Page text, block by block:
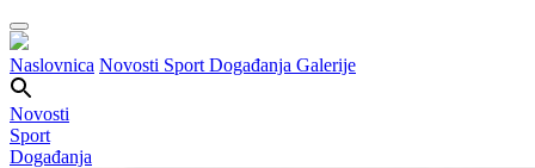
Naslovnica Novosti Sport Događanja Galerije
Novosti
Sport
Događanja